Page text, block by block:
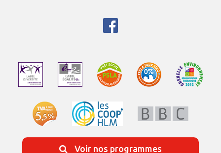
Voir nos programmes